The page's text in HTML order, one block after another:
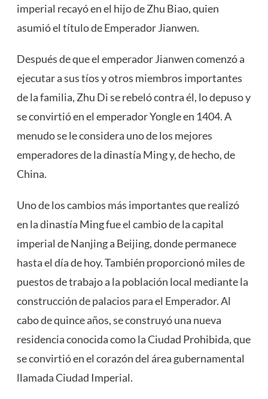
imperial recayó en el hijo de Zhu Biao, quien
asumió el título de Emperador Jianwen.
Después de que el emperador Jianwen comenzó a
ejecutar a sus tíos y otros miembros importantes
de la familia, Zhu Di se rebeló contra él, lo depuso y
se convirtió en el emperador Yongle en 1404. A
menudo se le considera uno de los mejores
emperadores de la dinastía Ming y, de hecho, de
China.
Uno de los cambios más importantes que realizó
en la dinastía Ming fue el cambio de la capital
imperial de Nanjing a Beijing, donde permanece
hasta el día de hoy. También proporcionó miles de
puestos de trabajo a la población local mediante la
construcción de palacios para el Emperador. Al
cabo de quince años, se construyó una nueva
residencia conocida como la Ciudad Prohibida, que
se convirtió en el corazón del área gubernamental
llamada Ciudad Imperial.